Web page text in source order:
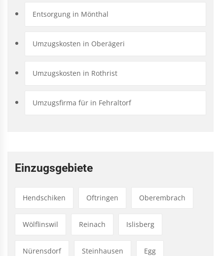
Entsorgung in Mönthal
Umzugskosten in Oberägeri
Umzugskosten in Rothrist
Umzugsfirma für in Fehraltorf
Einzugsgebiete
Hendschiken Oftringen Oberembrach
Wölflinswil Reinach Islisberg
Nürensdorf Steinhausen Egg